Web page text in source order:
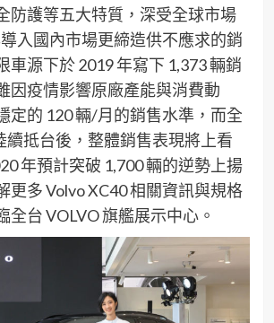
防護等五大特質，深受全球市場
入國內市場更締造供不應求的銷
車源下於 2019 年寫下 1,373 輛銷
因疫情影響原廠產能與消費動
定的 120 輛/月的銷售水準，而全
續抵台後，整體銷售表現將上看
年預計突破 1,700 輛的逆勢上揚
更多 Volvo XC40 相關資訊與規格
全台 VOLVO 旗艦展示中心。